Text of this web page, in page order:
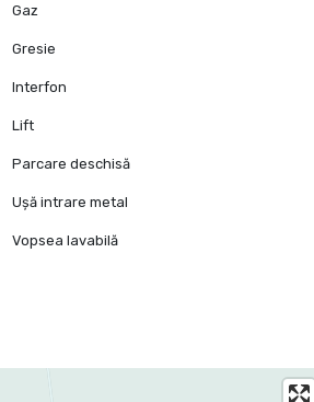
Gaz
Gresie
Interfon
Lift
Parcare deschisă
Ușă intrare metal
Vopsea lavabilă